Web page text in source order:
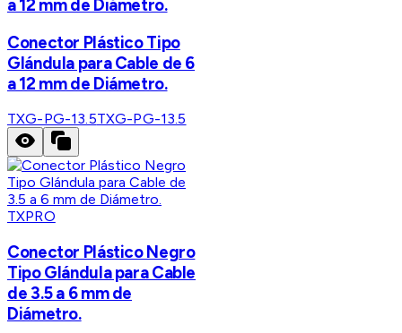
a 12 mm de Diámetro.
Conector Plástico Tipo
Glándula para Cable de 6
a 12 mm de Diámetro.
TXG-PG-13.5TXG-PG-13.5
TXPRO
Conector Plástico Negro
Tipo Glándula para Cable
de 3.5 a 6 mm de
Diámetro.